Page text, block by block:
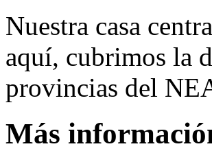
Nuestra casa
aquí, cubrimos la
provincias del
Más